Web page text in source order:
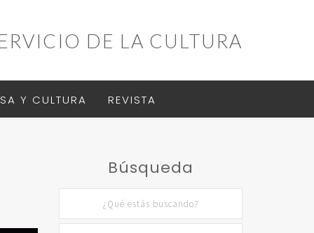
DE LA CULTURA
Y CULTURA REVISTA
Búsqueda